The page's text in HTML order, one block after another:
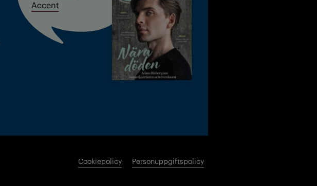
Accent
Cookiepolicy Personuppgiftspolicy